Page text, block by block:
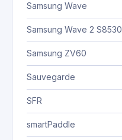
Samsung Wave
Samsung Wave 2 S8530
Samsung ZV60
Sauvegarde
SFR
smartPaddle